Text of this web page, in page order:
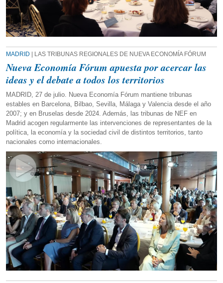
MADRID | LAS TRIBUNAS REGIONALES DE NUEVA ECONOMÍA FÓRUM
Nueva Economía Fórum apuesta por acercar las
ideas y el debate a todos los territorios
MADRID, 27 de julio. Nueva Economía Fórum mantiene tribunas
estables en Barcelona, Bilbao, Sevilla, Málaga y Valencia desde el año
2007; y en Bruselas desde 2024. Además, las tribunas de NEF en
Madrid acogen regularmente las intervenciones de representantes de la
política, la economía y la sociedad civil de distintos territorios, tanto
nacionales como internacionales.